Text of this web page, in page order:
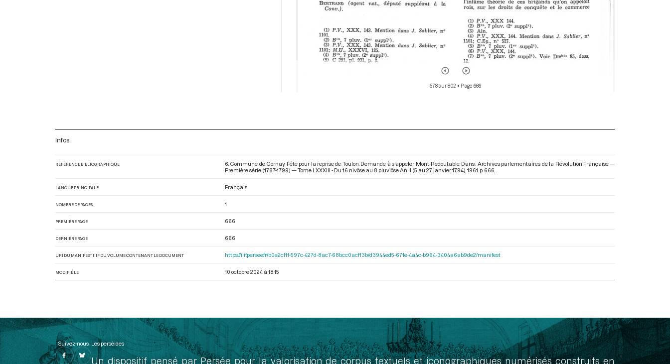
678 sur 802 • Page 666
Infos
RÉFÉRENCE BIBLIOGRAPHIQUE
6. Commune de Cornay. Fête pour la reprise de Toulon. Demande à s’appeler Mont-Redoutable. Dans : Archives parlementaires de la Révolution Française —
Première série (1787-1799) — Tome LXXXIII - Du 16 nivôse au 8 pluviôse An II (5 au 27 janvier 1794) . 1961. p. 666.
LANGUE PRINCIPALE Français
NOMBRE DE PAGES 1
PREMIÈRE PAGE 666
DERNIÈRE PAGE 666
URI DU MANIFEST IIIF DU VOLUME CONTENANT LE DOCUMENT https://iiif.persee.fr/b0e2cf11-597c-427d-8ac7-68bcc0acf13b/d3944ed5-671e-4a4c-b964-3404a6ab9de2/manifest
MODIFIÉ LE 10 octobre 2024 à 18:15
Suivez-nous Les perséides
Un dispositif pensé par Persée pour la valorisation de corpus textuels et iconographiques numérisés construits en